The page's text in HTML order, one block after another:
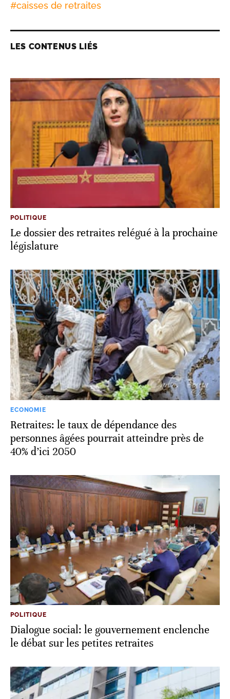
#caisses de retraites
LES CONTENUS LIÉS
POLITIQUE
Le dossier des retraites relégué à la prochaine
législature
ECONOMIE
Retraites: le taux de dépendance des
personnes âgées pourrait atteindre près de
40% d’ici 2050
POLITIQUE
Dialogue social: le gouvernement enclenche
le débat sur les petites retraites